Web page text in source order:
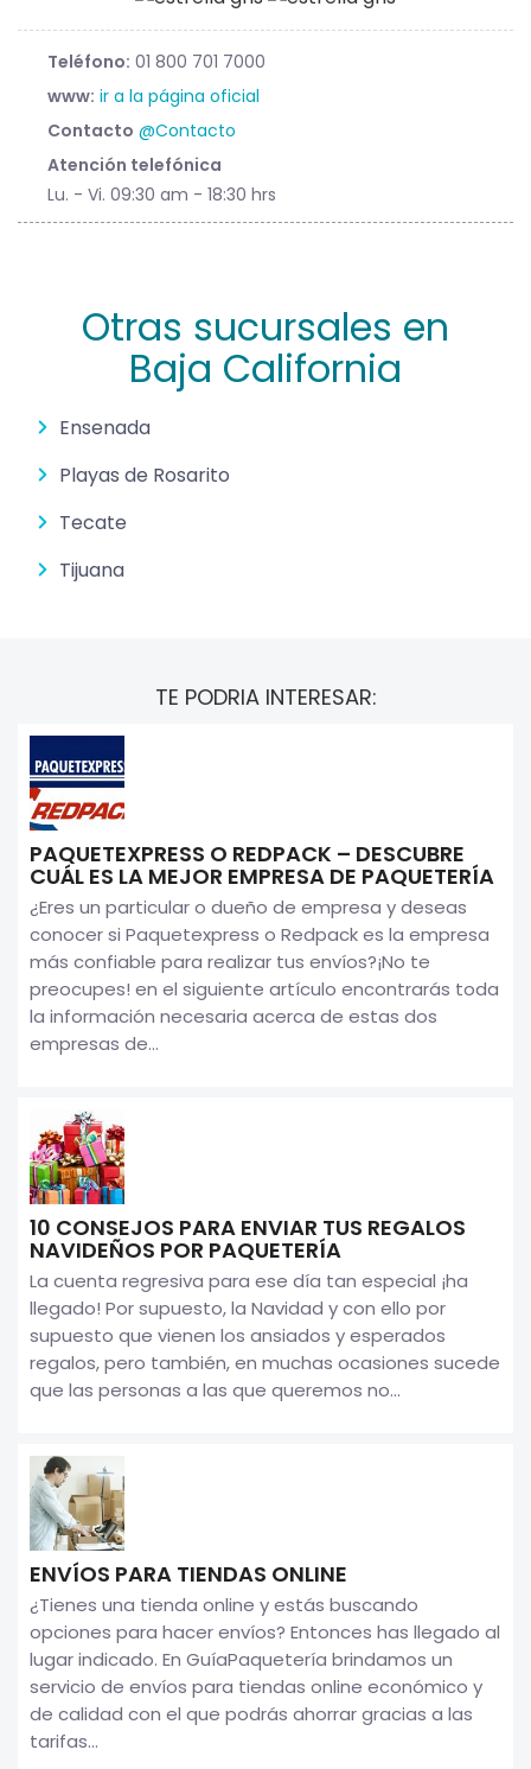
Teléfono: 01 800 701 7000
www: ir a la página oficial
Contacto @Contacto
Atención telefónica
Lu. - Vi. 09:30 am - 18:30 hrs
Otras sucursales en
Baja California
Ensenada
Playas de Rosarito
Tecate
Tijuana
TE PODRIA INTERESAR:
PAQUETEXPRESS O REDPACK – DESCUBRE
CUÁL ES LA MEJOR EMPRESA DE PAQUETERÍA
¿Eres un particular o dueño de empresa y deseas
conocer si Paquetexpress o Redpack es la empresa
más confiable para realizar tus envíos?¡No te
preocupes! en el siguiente artículo encontrarás toda
la información necesaria acerca de estas dos
empresas de...
10 CONSEJOS PARA ENVIAR TUS REGALOS
NAVIDEÑOS POR PAQUETERÍA
La cuenta regresiva para ese día tan especial ¡ha
llegado! Por supuesto, la Navidad y con ello por
supuesto que vienen los ansiados y esperados
regalos, pero también, en muchas ocasiones sucede
que las personas a las que queremos no...
ENVÍOS PARA TIENDAS ONLINE
¿Tienes una tienda online y estás buscando
opciones para hacer envíos? Entonces has llegado al
lugar indicado. En GuíaPaquetería brindamos un
servicio de envíos para tiendas online económico y
de calidad con el que podrás ahorrar gracias a las
tarifas...